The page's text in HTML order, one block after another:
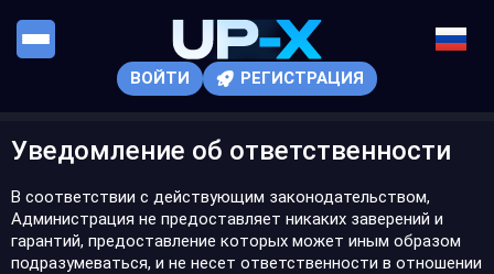
ВОЙТИ РЕГИСТРАЦИЯ
Уведомление об ответственности
В соответствии с действующим законодательством,
Администрация не предоставляет никаких заверений и
гарантий, предоставление которых может иным образом
подразумеваться, и не несет ответственности в отношении